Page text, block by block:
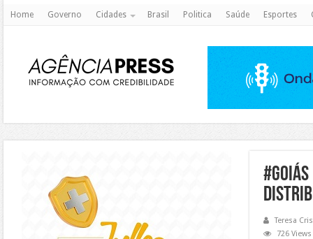
Home Governo Cidades Brasil Politica Saúde Esportes
Teresa
726 Views